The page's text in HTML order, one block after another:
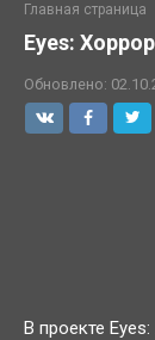
Главная страница
Eyes:
Обновлено:
В проекте